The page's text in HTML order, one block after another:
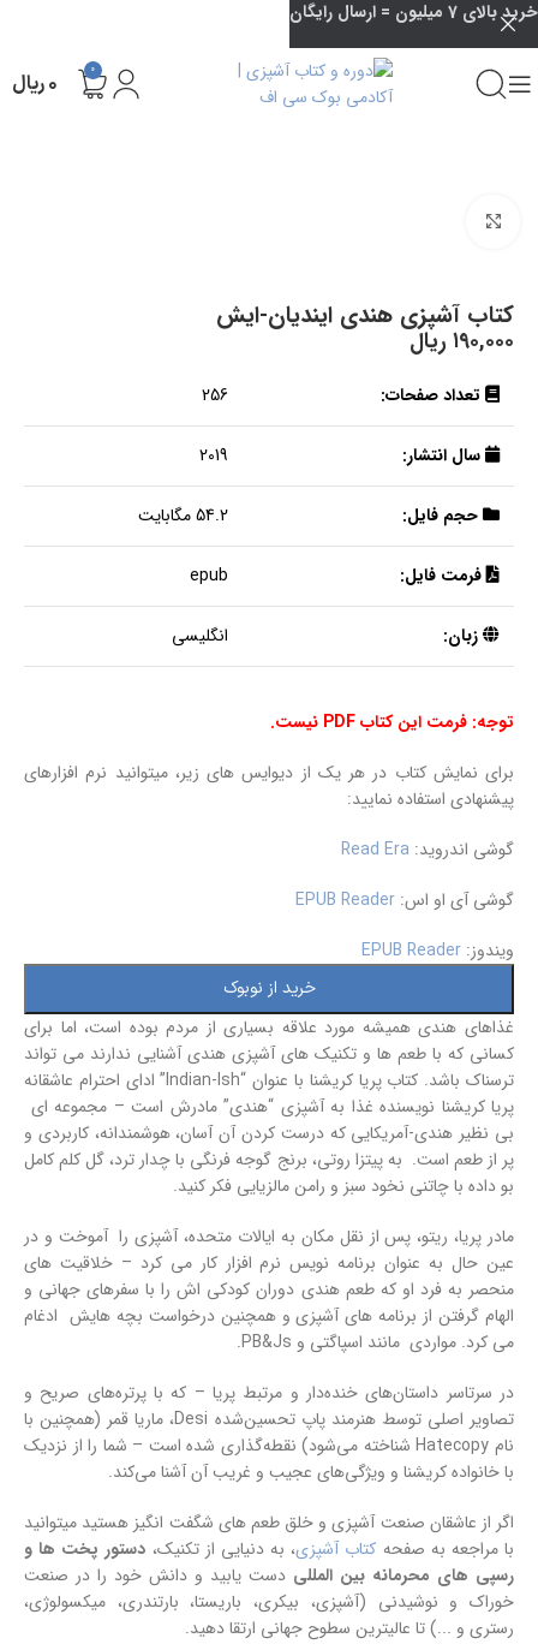
0 ۰ریال
کتاب آشپزی هندی ایندیان-ایش
۱۹۰,۰۰۰ ریال
تعداد صفحات: 256
سال انتشار: 2019
حجم فایل: 54.2 مگابایت
فرمت فایل: epub
زبان: انگلیسی
توجه: فرمت این کتاب PDF نیست.
برای نمایش کتاب در هر یک از دیوایس های زیر، میتوانید نرم افزارهای
پیشنهادی استفاده نمایید:
گوشی اندروید: Read Era
گوشی آی او اس: EPUB Reader
ویندوز: EPUB Reader
خرید از نوبوک
غذاهای هندی همیشه مورد علاقه بسیاری از مردم بوده است، اما برای
کسانی که با طعم ها و تکنیک های آشپزی هندی آشنایی ندارند می تواند
ترسناک باشد. کتاب پریا کریشنا با عنوان “Indian-Ish” ادای احترام عاشقانه
پریا کریشنا نویسنده غذا به آشپزی “هندی” مادرش است – مجموعه ای
بی نظیر هندی-آمریکایی که درست کردن آن آسان، هوشمندانه، کاربردی و
پر از طعم است. به پیتزا روتی، برنج گوجه فرنگی با چدار ترد، گل کلم کامل
بو داده با چاتنی نخود سبز و رامن مالزیایی فکر کنید.
مادر پریا، ریتو، پس از نقل مکان به ایالات متحده، آشپزی را آموخت و در
عین حال به عنوان برنامه نویس نرم افزار کار می کرد – خلاقیت های
منحصر به فرد او که طعم هندی دوران کودکی اش را با سفرهای جهانی و
الهام گرفتن از برنامه های آشپزی و همچنین درخواست بچه هایش ادغام
می کرد. مواردی مانند اسپاگتی و PB&Js.
در سرتاسر داستان‌های خنده‌دار و مرتبط پریا – که با پرتره‌های صریح و
تصاویر اصلی توسط هنرمند پاپ تحسین‌شده Desi، ماریا قمر (همچنین با
نام Hatecopy شناخته می‌شود) نقطه‌گذاری شده است – شما را از نزدیک
با خانواده کریشنا و ویژگی‌های عجیب و غریب آن آشنا می‌کند.
اگر از عاشقان صنعت آشپزی و خلق طعم های شگفت انگیز هستید میتوانید
با مراجعه به صفحه کتاب آشپزی، به دنیایی از تکنیک، دستور پخت ها و
رسپی های محرمانه بین المللی دست یابید و دانش خود را در صنعت
خوراک و نوشیدنی (آشپزی، بیکری، باریستا، بارتندری، میکسولوژی،
رستری و ...) تا عالیترین سطوح جهانی ارتقا دهید.
خرید بالای 7 میلیون = ارسال رایگان